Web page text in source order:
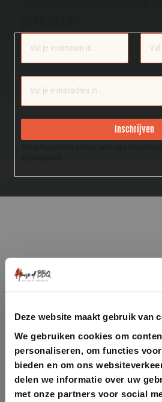
Deze website maakt gebruik van
We gebruiken cookies om
personaliseren, om functies
bieden en om ons
delen we informatie over uw
met onze partners voor social
Section
Inschrijven